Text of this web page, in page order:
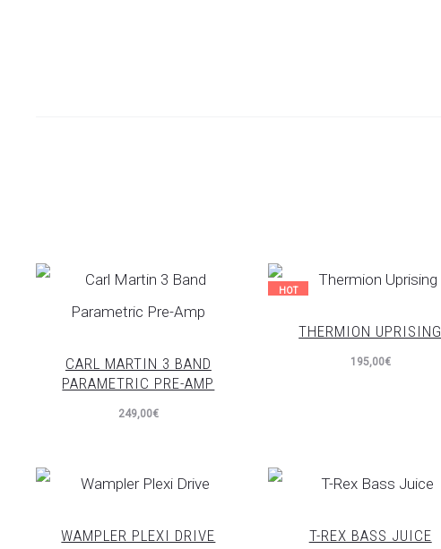
CARL MARTIN 3 BAND
PARAMETRIC PRE-AMP
249,00€
HOT
THERMION UPRISING
195,00€
WAMPLER PLEXI DRIVE T-REX BASS JUICE